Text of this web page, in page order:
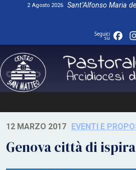
2 Agosto 2026 Sant’Alfonso Maria
Seguici
su
12 MARZO 2017 EVENTI E
Genova città di